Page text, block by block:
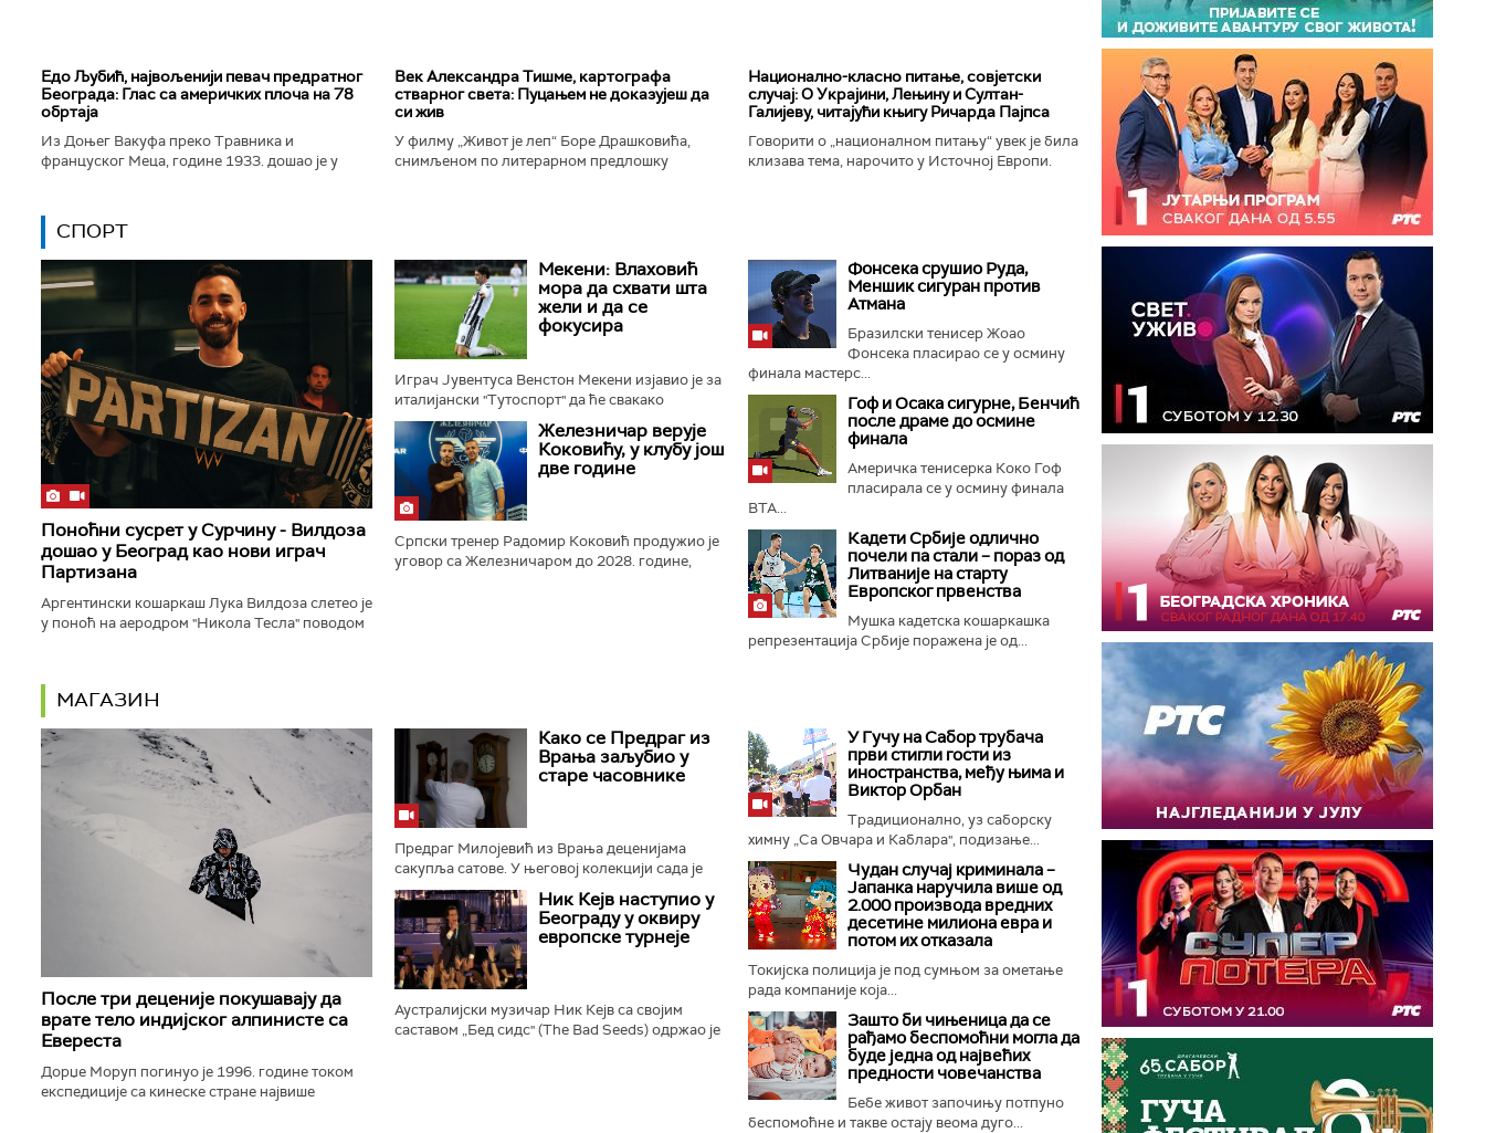
Едо Љубић, највољенији певач предратног
Београда: Глас са америчких плоча на 78
обртаја
Из Доњег Вакуфа преко Травника и
француског Меца, године 1933. дошао је у
Век Александра Тишме, картографа
стварног света: Пуцањем не доказујеш да
си жив
У филму „Живот је леп“ Боре Драшковића,
снимљеном по литерарном предлошку
Национално-класнo питање, совјетски
случај: О Украјини, Лењину и Султан-
Галијеву, читајући књигу Ричарда Пајпса
Говорити о „националном питању“ увек је била
клизава тема, нарочито у Источној Европи.
СПОРТ
Поноћни сусрет у Сурчину - Вилдоза
дошао у Београд као нови играч
Партизана
Аргентински кошаркаш Лука Вилдоза слетео је
у поноћ на аеродром "Никола Тесла" поводом
Мекени: Влаховић
мора да схвати шта
жели и да се
фокусира
Играч Јувентуса Венстон Мекени изјавио је за
италијански "Тутоспорт" да ће свакако
честитати Душану Влаховићу на било којој
одлуци коју буде донео о наставку...
Железничар верује
Коковићу, у клубу још
две године
Српски тренер Радомир Коковић продужио је
уговор са Железничаром до 2028. године,
Фонсека срушио Руда,
Меншик сигуран против
Атмана
Бразилски тенисер Жоао
Фонсека пласирао се у осмину
финала мастерс...
Гоф и Осака сигурне, Бенчић
после драме до осмине
финала
Америчка тенисерка Коко Гоф
пласирала се у осмину финала
ВTA...
Кадети Србије одлично
почели па стали – пораз од
Литваније на старту
Европског првенства
Мушка кадетска кошаркашка
репрезентација Србије поражена је од...
МАГАЗИН
После три деценије покушавају да
врате тело индијског алпинисте са
Евереста
Дорџе Моруп погинуо је 1996. године током
експедиције са кинеске стране највише
Како се Предраг из
Врања заљубио у
старе часовнике
Предраг Милојевић из Врања деценијама
сакупља сатове. У његовој колекцији сада је
више десетина зидних, подних, каминских,
џепних сатова. Најстарији је...Ник Кејв наступио у
Београду у оквиру
европске турнеје
Аустралијски музичар Ник Кејв са својим
саставом „Бед сидс" (The Bad Seeds) одржао је
У Гучу на Сабор трубача
први стигли гости из
иностранства, међу њима и
Виктор Орбан
Традиционално, уз саборску
химну „Са Овчара и Каблара", подизање...
Чудан случај криминала –
Јапанка наручила више од
2.000 производа вредних
десетине милиона евра и
потом их отказала
Токијска полиција је под сумњом за ометање
рада компаније која...
Зашто би чињеница да се
рађамо беспомоћни могла да
буде једна од највећих
предности човечанства
Бебе живот започињу потпуно
беспомоћне и такве остају веома дуго...